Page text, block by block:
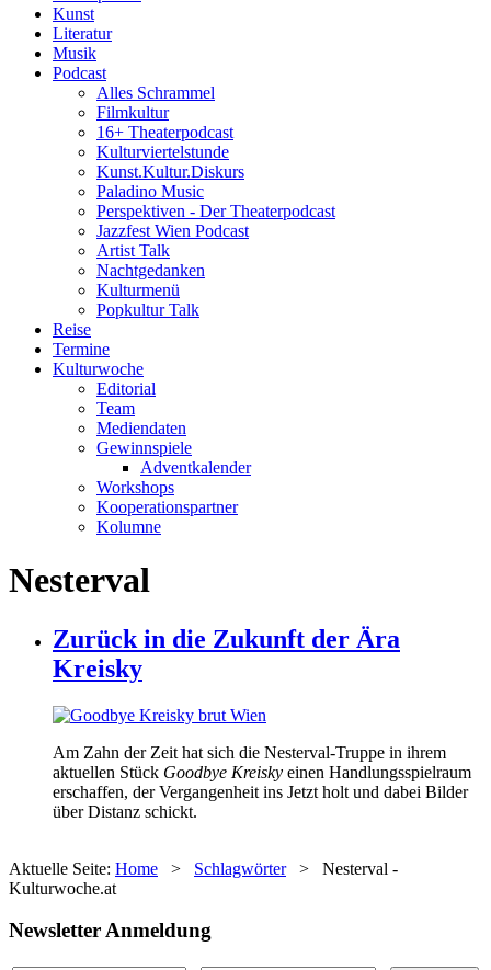
Kunst
Literatur
Musik
Podcast
Alles Schrammel
Filmkultur
16+ Theaterpodcast
Kulturviertelstunde
Kunst.Kultur.Diskurs
Paladino Music
Perspektiven - Der Theaterpodcast
Jazzfest Wien Podcast
Artist Talk
Nachtgedanken
Kulturmenü
Popkultur Talk
Reise
Termine
Kulturwoche
Editorial
Team
Mediendaten
Gewinnspiele
Adventkalender
Workshops
Kooperationspartner
Kolumne
Nesterval
Zurück in die Zukunft der Ära
Kreisky
Am Zahn der Zeit hat sich die Nesterval-Truppe in ihrem
aktuellen Stück Goodbye Kreisky einen Handlungsspielraum
erschaffen, der Vergangenheit ins Jetzt holt und dabei Bilder
über Distanz schickt.
Aktuelle Seite: Home > Schlagwörter > Nesterval -
Kulturwoche.at
Newsletter Anmeldung